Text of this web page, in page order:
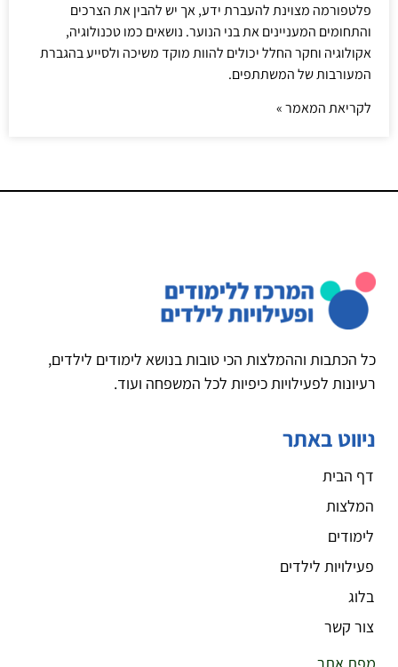
פלטפורמה מצוינת להעברת ידע, אך יש להבין את הצרכים
והתחומים המעניינים את בני הנוער. נושאים כמו טכנולוגיה,
אקולוגיה וחקר החלל יכולים להוות מוקד משיכה ולסייע בהגברת
המעורבות של המשתתפים.
לקריאת המאמר »
כל הכתבות וההמלצות הכי טובות בנושא לימודים לילדים,
רעיונות לפעילויות כיפיות לכל המשפחה ועוד.
ניווט באתר
דף הבית
המלצות
לימודים
פעילויות לילדים
בלוג
צור קשר